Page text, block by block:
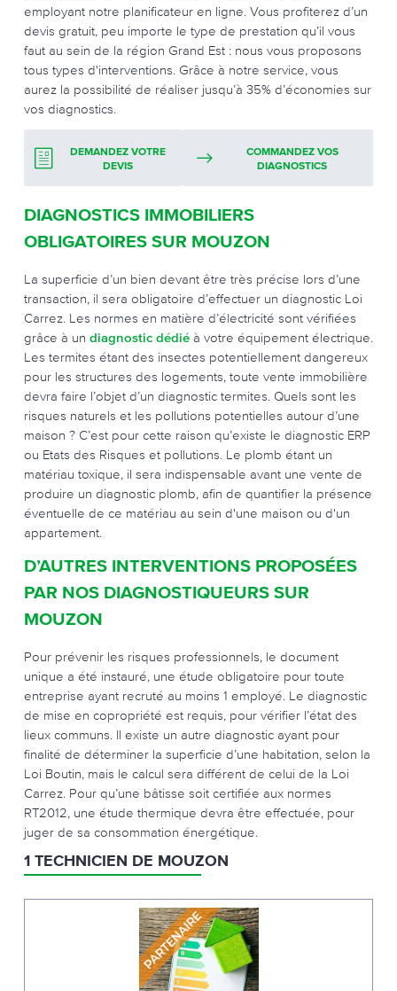
employant notre planificateur en ligne. Vous profiterez d’un
devis gratuit, peu importe le type de prestation qu’il vous
faut au sein de la région Grand Est : nous vous proposons
tous types d'interventions. Grâce à notre service, vous
aurez la possibilité de réaliser jusqu’à 35% d’économies sur
vos diagnostics.
DEMANDEZ VOTRE
DEVIS
COMMANDEZ VOS
DIAGNOSTICS
DIAGNOSTICS IMMOBILIERS
OBLIGATOIRES SUR MOUZON
La superficie d’un bien devant être très précise lors d’une
transaction, il sera obligatoire d’effectuer un diagnostic Loi
Carrez. Les normes en matière d’électricité sont vérifiées
grâce à un diagnostic dédié à votre équipement électrique.
Les termites étant des insectes potentiellement dangereux
pour les structures des logements, toute vente immobilière
devra faire l’objet d’un diagnostic termites. Quels sont les
risques naturels et les pollutions potentielles autour d’une
maison ? C’est pour cette raison qu’existe le diagnostic ERP
ou Etats des Risques et pollutions. Le plomb étant un
matériau toxique, il sera indispensable avant une vente de
produire un diagnostic plomb, afin de quantifier la présence
éventuelle de ce matériau au sein d'une maison ou d'un
appartement.
D’AUTRES INTERVENTIONS PROPOSÉES
PAR NOS DIAGNOSTIQUEURS SUR
MOUZON
Pour prévenir les risques professionnels, le document
unique a été instauré, une étude obligatoire pour toute
entreprise ayant recruté au moins 1 employé. Le diagnostic
de mise en copropriété est requis, pour vérifier l’état des
lieux communs. Il existe un autre diagnostic ayant pour
finalité de déterminer la superficie d’une habitation, selon la
Loi Boutin, mais le calcul sera différent de celui de la Loi
Carrez. Pour qu’une bâtisse soit certifiée aux normes
RT2012, une étude thermique devra être effectuée, pour
juger de sa consommation énergétique.
1 TECHNICIEN DE MOUZON